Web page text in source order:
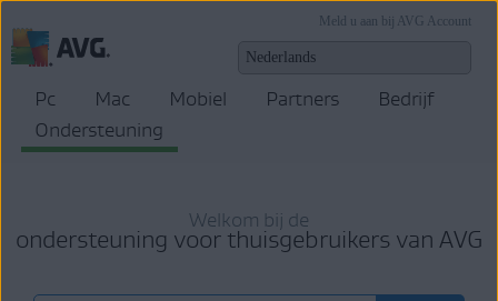
Meld u aan bij AVG Account
Pc Mac Mobiel Partners
Bedrijf
Ondersteuning
Welkom bij de
ondersteuning voor thuisgebruikers van AVG